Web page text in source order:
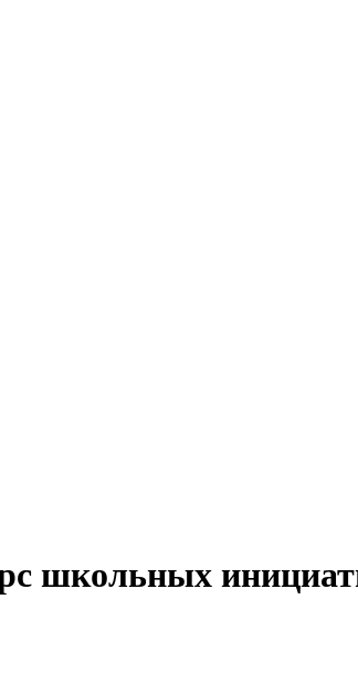
школьных